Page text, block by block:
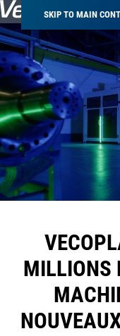
SKIP TO MAIN
Breadcrumb
MILLIONS